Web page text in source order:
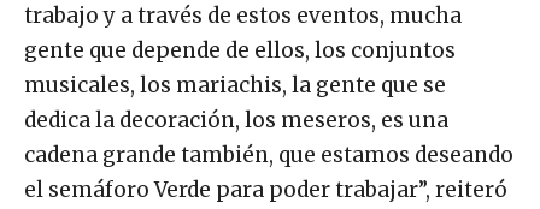
trabajo y a través de estos eventos, mucha
gente que depende de ellos, los conjuntos
musicales, los mariachis, la gente que se
dedica la decoración, los meseros, es una
cadena grande también, que estamos deseando
el semáforo Verde para poder trabajar”, reiteró